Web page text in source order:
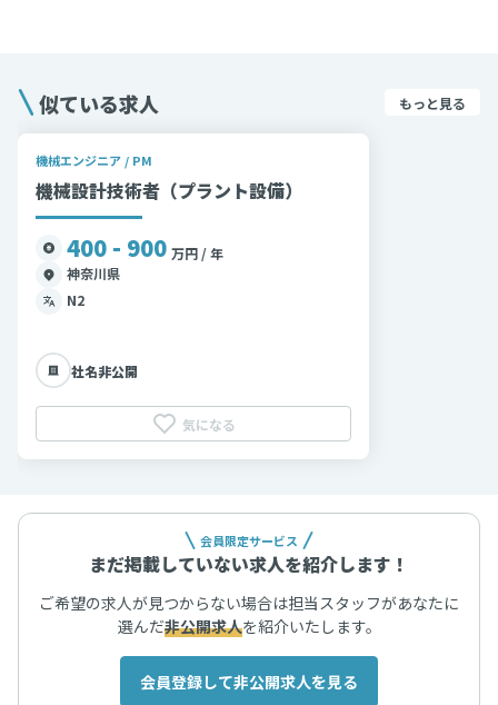
似ている求人 もっと見る
機械エンジニア / PM
機械設計技術者（プラント設備）
400 - 900 万円 / 年
神奈川県
N2
社名非公開
気になる
会員限定サービス
まだ掲載していない求人を紹介します！
ご希望の求人が見つからない場合は担当スタッフがあなたに
選んだ非公開求人を紹介いたします。
会員登録して非公開求人を見る